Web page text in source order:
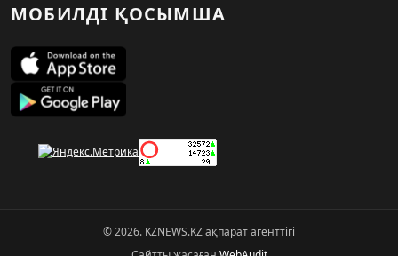
МОБИЛДІ ҚОСЫМША
© 2026. KZNEWS.KZ ақпарат агенттігі